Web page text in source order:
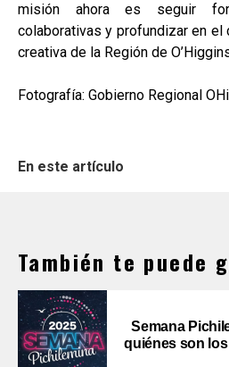
misión ahora es seguir
colaborativas y profundizar en el
creativa de la Región de
Fotografía: Gobierno Regional
En este artículo
También te puede
Semana
quiénes son